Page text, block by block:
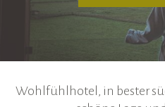
Wohlfühlhotel, in bester